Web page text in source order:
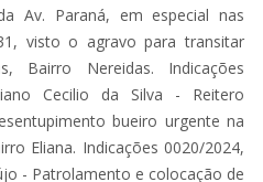
Av. Paraná, em especial nas
visto o agravo para transitar
Bairro Nereidas. Indicações
Cecilio da Silva - Reitero
bueiro urgente na
Eliana. Indicações 0020/2024,
- Patrolamento e colocação de